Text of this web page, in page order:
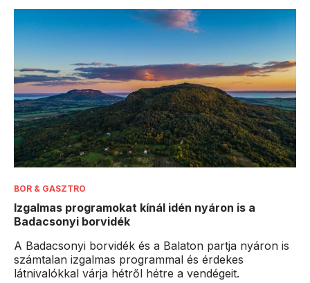
BOR & GASZTRO
Izgalmas programokat kínál idén nyáron is a
Badacsonyi borvidék
A Badacsonyi borvidék és a Balaton partja nyáron is
számtalan izgalmas programmal és érdekes
látnivalókkal várja hétről hétre a vendégeit.